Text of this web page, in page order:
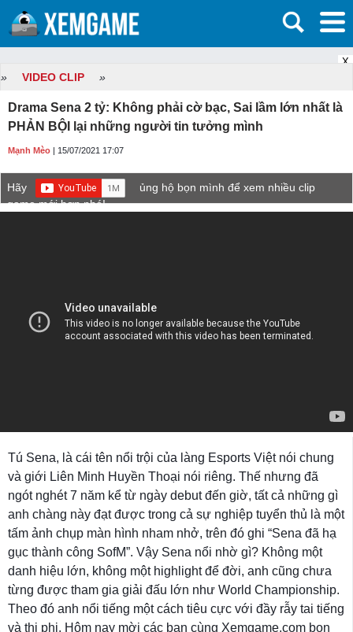
X
» VIDEO CLIP »
Drama Sena 2 tỷ: Không phải cờ bạc, Sai lầm lớn nhất là
PHẢN BỘI lại những người tin tưởng mình
Mạnh Mèo | 15/07/2021 17:07
Hãy
ủng hộ bọn mình để xem nhiều clip
game mới hơn nhé!
Tú Sena, là cái tên nổi trội của làng Esports Việt nói chung
và giới Liên Minh Huyền Thoại nói riêng. Thế nhưng đã
ngót nghét 7 năm kể từ ngày debut đến giờ, tất cả những gì
anh chàng này đạt được trong cả sự nghiệp tuyển thủ là một
tấm ảnh chụp màn hình nham nhở, trên đó ghi “Sena đã hạ
gục thành công SofM”. Vậy Sena nổi nhờ gì? Không một
danh hiệu lớn, không một highlight để đời, anh cũng chưa
từng được tham gia giải đấu lớn như World Championship.
Theo đó anh nổi tiếng một cách tiêu cực với đầy rẫy tai tiếng
và thị phi. Hôm nay mời các bạn cùng Xemgame.com bọn